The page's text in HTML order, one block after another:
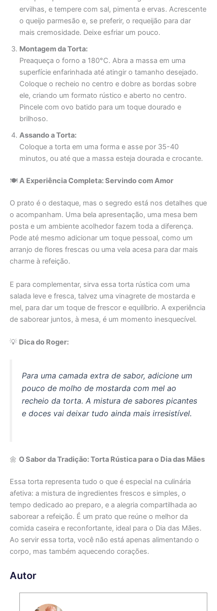
ervilhas, e tempere com sal, pimenta e ervas. Acrescente
o queijo parmesão e, se preferir, o requeijão para dar
mais cremosidade. Deixe esfriar um pouco.
Montagem da Torta:
Preaqueça o forno a 180°C. Abra a massa em uma
superfície enfarinhada até atingir o tamanho desejado.
Coloque o recheio no centro e dobre as bordas sobre
ele, criando um formato rústico e aberto no centro.
Pincele com ovo batido para um toque dourado e
brilhoso.
Assando a Torta:
Coloque a torta em uma forma e asse por 35-40
minutos, ou até que a massa esteja dourada e crocante.
🍽️ A Experiência Completa: Servindo com Amor
O prato é o destaque, mas o segredo está nos detalhes que
o acompanham. Uma bela apresentação, uma mesa bem
posta e um ambiente acolhedor fazem toda a diferença.
Pode até mesmo adicionar um toque pessoal, como um
arranjo de flores frescas ou uma vela acesa para dar mais
charme à refeição.
E para complementar, sirva essa torta rústica com uma
salada leve e fresca, talvez uma vinagrete de mostarda e
mel, para dar um toque de frescor e equilíbrio. A experiência
de saborear juntos, à mesa, é um momento inesquecível.
💡 Dica do Roger:
Para uma camada extra de sabor, adicione um
pouco de molho de mostarda com mel ao
recheio da torta. A mistura de sabores picantes
e doces vai deixar tudo ainda mais irresistível.
🌼 O Sabor da Tradição: Torta Rústica para o Dia das Mães
Essa torta representa tudo o que é especial na culinária
afetiva: a mistura de ingredientes frescos e simples, o
tempo dedicado ao preparo, e a alegria compartilhada ao
saborear a refeição. É um prato que reúne o melhor da
comida caseira e reconfortante, ideal para o Dia das Mães.
Ao servir essa torta, você não está apenas alimentando o
corpo, mas também aquecendo corações.
Autor